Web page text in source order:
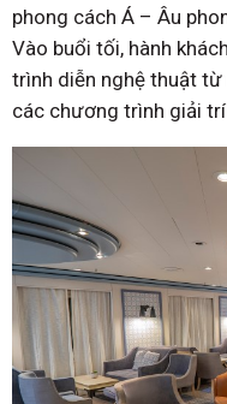
phong cách Á – Âu
Vào buổi tối, hành
trình diễn nghệ thuật
các chương trình giải